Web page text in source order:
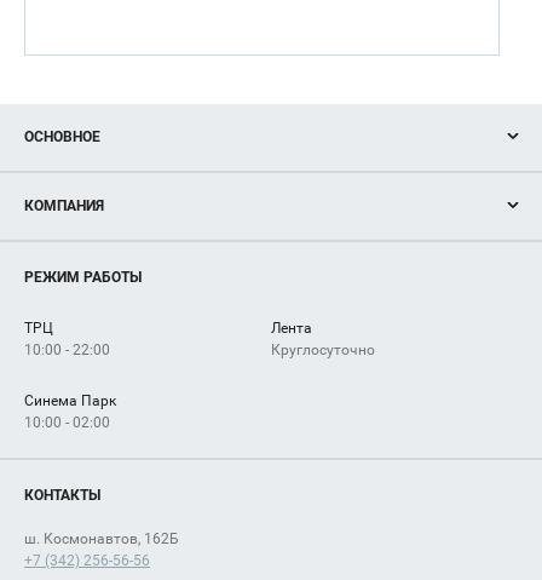
ОСНОВНОЕ
Новости
Магазины
Услуги
КОМПАНИЯ
Рекламодателям
Как добраться
РЕЖИМ РАБОТЫ
ТРЦ
10:00 - 22:00
Лента
Круглосуточно
Синема Парк
10:00 - 02:00
КОНТАКТЫ
ш. Космонавтов, 162Б
+7 (342) 256-56-56